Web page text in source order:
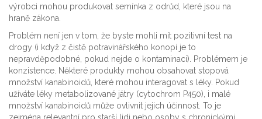
výrobci mohou produkovat semínka z odrůd, které jsou na
hraně zákona.
Problém není jen v tom, že byste mohli mít pozitivní test na
drogy (i když z čistě potravinářského konopí je to
nepravděpodobné, pokud nejde o kontaminaci). Problémem je
konzistence. Některé produkty mohou obsahovat stopová
množství kanabinoidů, které mohou interagovat s léky. Pokud
užíváte léky metabolizované játry (cytochrom P450), i malé
množství kanabinoidů může ovlivnit jejich účinnost. To je